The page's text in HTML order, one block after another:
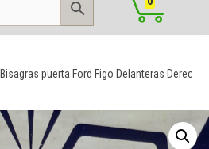
Bisagras puerta Ford Figo Delanteras